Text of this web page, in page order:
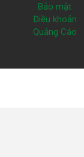
Bảo mật
Điều khoản
Quảng Cáo